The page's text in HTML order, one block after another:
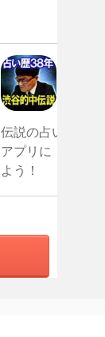
伝説の占い師サト
アプリに！驚愕の
よう！